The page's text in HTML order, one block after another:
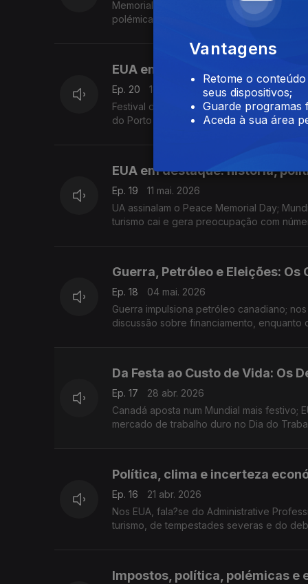
Memorial Day: origem, celebrações e
polémicas nos custos no Canadá marcam a
EUA em Foco: Greves,
Ep. 20
18 mai. 2026
Festival de oração na Casa Branca, greve
do Porto na diáspora e polémicas nas
EUA em destaque: história,
Ep. 19
11 mai. 2026
UA assinalam o Peace Memorial Day;
turismo cai e gera preocupação com
Guerra, Petróleo e Eleições:
Ep. 18
04 mai. 2026
Guerra impulsiona petróleo canadiano;
discussão sobre financiamento,
Da Festa ao Custo de Vida: Os
Ep. 17
28 abr. 2026
Canadá aposta num Mundial mais festivo;
mercado de trabalho duro no Dia do
Política, clima e incerteza
Ep. 16
21 abr. 2026
Nos EUA, fala?se do Administrative
turismo, de tempestades severas e do
Impostos, política, polémicas e
Vantagens
Retome o
seus dispositivos;
Guarde programas
Aceda à sua área